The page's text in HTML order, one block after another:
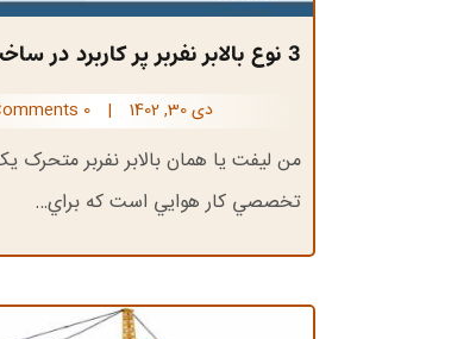
3 نوع بالابر نفربر پر کاربرد در ساخت و ساز
دی 30, 1402 |
0 Comments
من ليفت يا همان بالابر نفربر
تخصصي کار هوايي است که براي…